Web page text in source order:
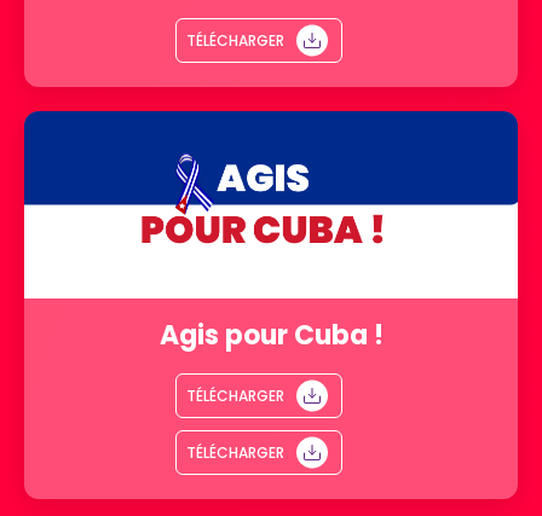
TÉLÉCHARGER
Agis pour Cuba !
TÉLÉCHARGER
TÉLÉCHARGER